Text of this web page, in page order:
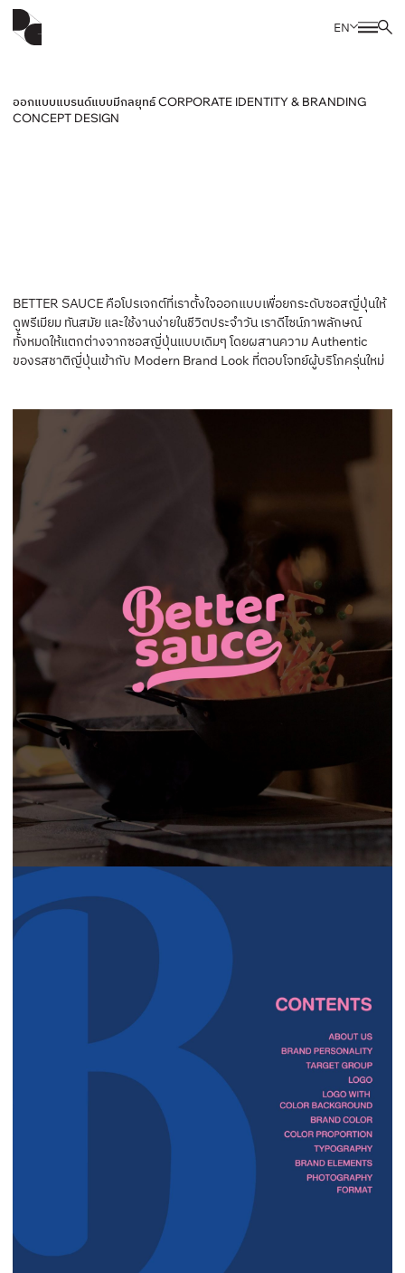
EN
ออกแบบแบรนด์แบบมีกลยุทธ์ CORPORATE IDENTITY & BRANDING
CONCEPT DESIGN
BETTER SAUCE คือโปรเจกต์ที่เราตั้งใจออกแบบเพื่อยกระดับซอสญี่ปุ่นให้
ดูพรีเมียม ทันสมัย และใช้งานง่ายในชีวิตประจำวัน เราดีไซน์ภาพลักษณ์
ทั้งหมดให้แตกต่างจากซอสญี่ปุ่นแบบเดิมๆ โดยผสานความ Authentic
ของรสชาติญี่ปุ่นเข้ากับ Modern Brand Look ที่ตอบโจทย์ผู้บริโภครุ่นใหม่